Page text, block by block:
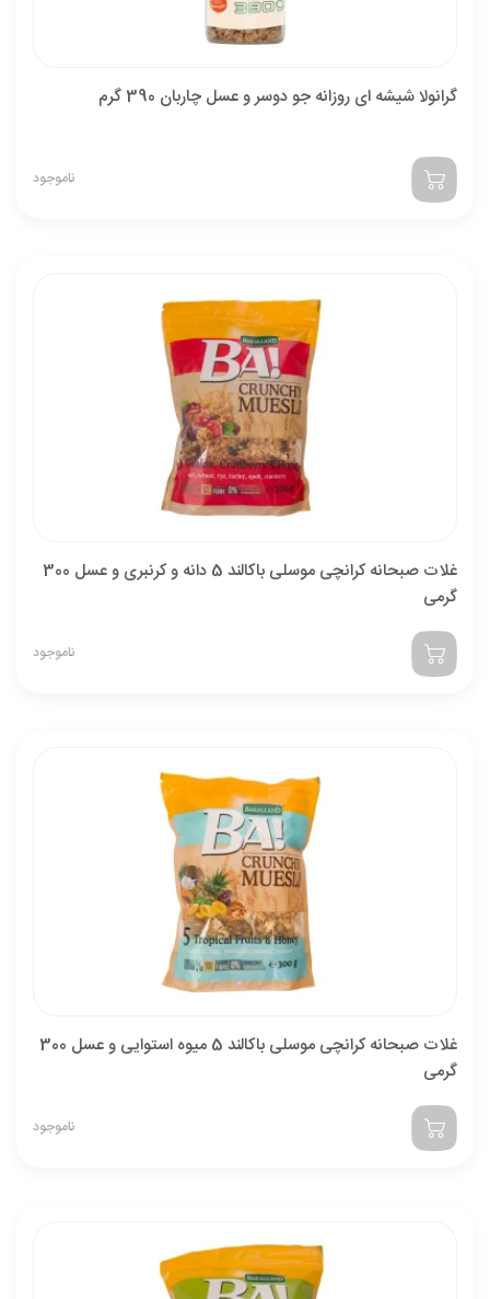
گرانولا شیشه ای روزانه جو دوسر و عسل چاربان 390 گرم
ناموجود
غلات صبحانه کرانچی موسلی باکالند 5 دانه و کرنبری و عسل 300
گرمی
ناموجود
غلات صبحانه کرانچی موسلی باکالند 5 میوه استوایی و عسل 300
گرمی
ناموجود